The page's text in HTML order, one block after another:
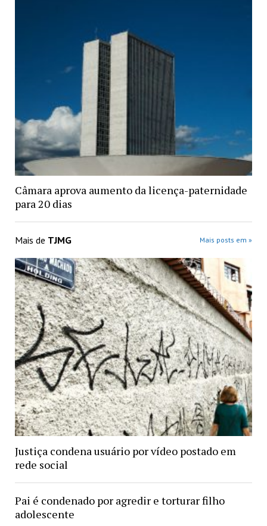
Câmara aprova aumento da licença-paternidade
para 20 dias
Mais de TJMG Mais posts em »
Justiça condena usuário por vídeo postado em
rede social
Pai é condenado por agredir e torturar filho
adolescente